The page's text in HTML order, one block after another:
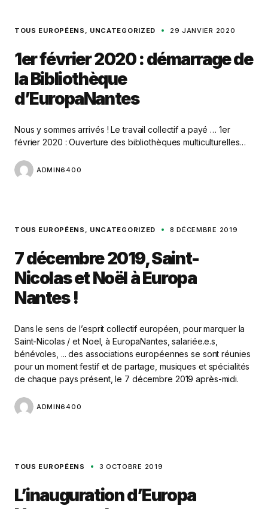
TOUS EUROPÉENS UNCATEGORIZED 29 JANVIER 2020
1er février 2020 : démarrage de
la Bibliothèque
d’EuropaNantes
Nous y sommes arrivés ! Le travail collectif a payé … 1er
février 2020 : Ouverture des bibliothèques multiculturelles…
ADMIN6400
TOUS EUROPÉENS UNCATEGORIZED 8 DÉCEMBRE 2019
7 décembre 2019, Saint-
Nicolas et Noël à Europa
Nantes !
Dans le sens de l’esprit collectif européen, pour marquer la
Saint-Nicolas / et Noel, à EuropaNantes, salariée.e.s,
bénévoles, ... des associations européennes se sont réunies
pour un moment festif et de partage, musiques et spécialités
de chaque pays présent, le 7 décembre 2019 après-midi.
ADMIN6400
TOUS EUROPÉENS 3 OCTOBRE 2019
L’inauguration d’Europa